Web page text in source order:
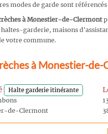
modes de garde sont
à Monestier-de-Clermont
garderie, maisons
votre commune.
à Monestier-
Halte garderie itinérante
de-Clermont